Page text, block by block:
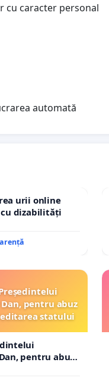
cu caracter personal
automată
urii online
dizabilități
pentru abuz
statului
pentru abuz
statului